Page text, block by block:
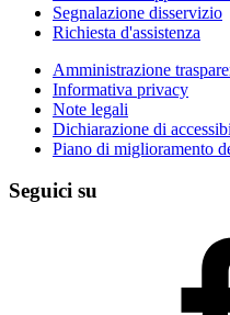
Segnalazione disservizio
Richiesta d'assistenza
Amministrazione
Informativa privacy
Note legali
Dichiarazione di
Piano di miglioramento
Seguici su